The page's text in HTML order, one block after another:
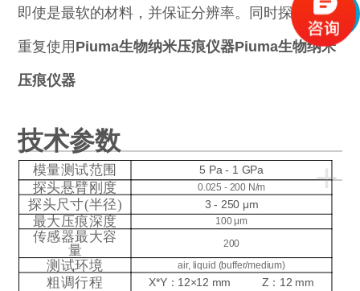
即使是最软的材料，并保证分辨率。同时探针可以
重复使用 Piuma生物纳米压痕仪器Piuma生物纳米
压痕仪器
技术参数
+
模量测试范围 5 Pa - 1 GPa
探头悬臂刚度 0.025 - 200 N/m
探头尺寸(半径) 3 - 250 μm
最大压痕深度 100 μm
传感器最大容
量 200
测试环境 air, liquid (buffer/medium)
粗调行程 X*Y：12×12 mm Z：12 mm